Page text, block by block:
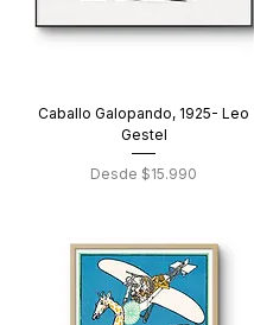
Caballo Galopando, 1925- Leo
Gestel
Desde $15.990
Precio de oferta